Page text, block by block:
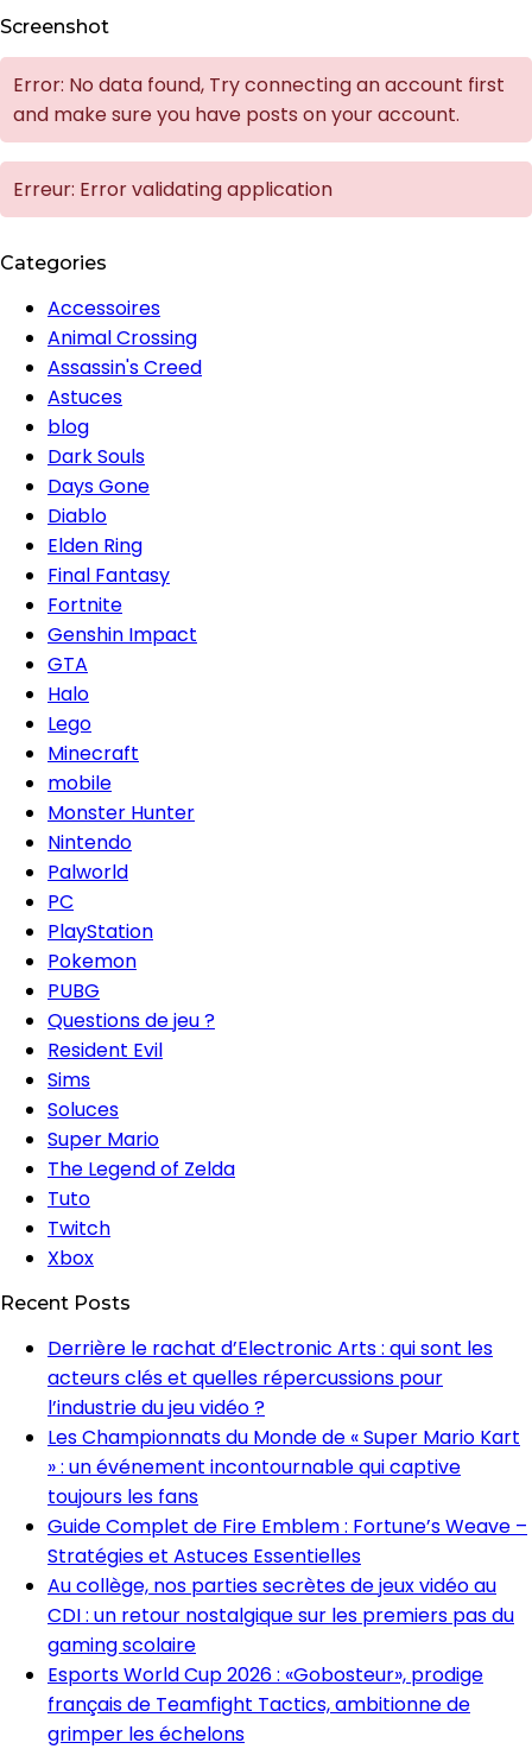
Screenshot
Error: No data found, Try connecting an account first
and make sure you have posts on your account.
Erreur: Error validating application
Categories
Accessoires
Animal Crossing
Assassin's Creed
Astuces
blog
Dark Souls
Days Gone
Diablo
Elden Ring
Final Fantasy
Fortnite
Genshin Impact
GTA
Halo
Lego
Minecraft
mobile
Monster Hunter
Nintendo
Palworld
PC
PlayStation
Pokemon
PUBG
Questions de jeu ?
Resident Evil
Sims
Soluces
Super Mario
The Legend of Zelda
Tuto
Twitch
Xbox
Recent Posts
Derrière le rachat d’Electronic Arts : qui sont les
acteurs clés et quelles répercussions pour
l’industrie du jeu vidéo ?
Les Championnats du Monde de « Super Mario Kart
» : un événement incontournable qui captive
toujours les fans
Guide Complet de Fire Emblem : Fortune’s Weave –
Stratégies et Astuces Essentielles
Au collège, nos parties secrètes de jeux vidéo au
CDI : un retour nostalgique sur les premiers pas du
gaming scolaire
Esports World Cup 2026 : «Gobosteur», prodige
français de Teamfight Tactics, ambitionne de
grimper les échelons